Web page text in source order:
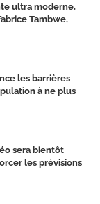
ultra moderne,
Tambwe,
les barrières
à ne plus
sera bientôt
les prévisions